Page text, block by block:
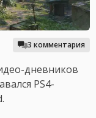
3 комментария
дневников
PS4-